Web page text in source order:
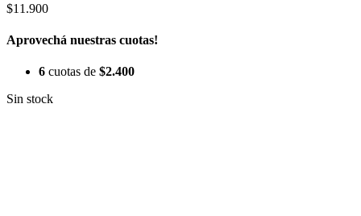
$11.900
Aprovechá nuestras cuotas!
6 cuotas de $2.400
Sin stock